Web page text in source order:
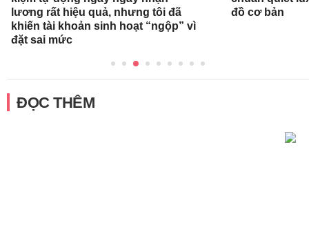
lương rất hiệu quả, nhưng tôi đã
khiến tài khoản sinh hoạt “ngộp” vì
đặt sai mức
đồ cơ bản
ĐỌC THÊM